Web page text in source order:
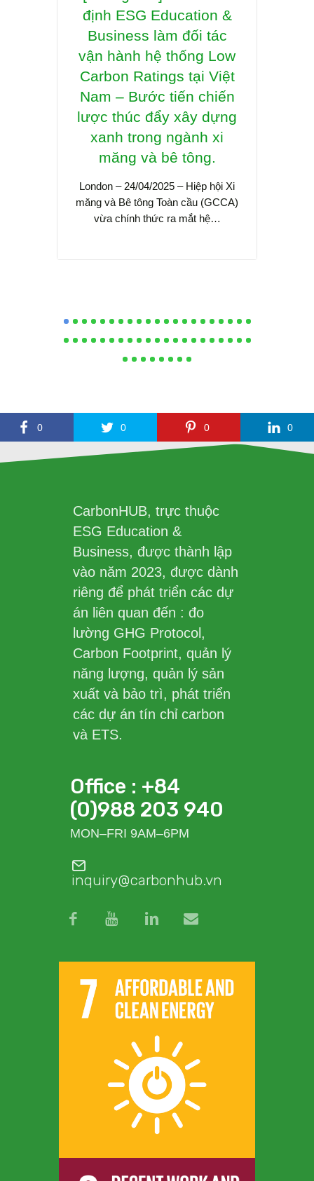
định ESG Education &
Business làm đối tác
vận hành hệ thống Low
Carbon Ratings tại Việt
Nam – Bước tiến chiến
lược thúc đẩy xây dựng
xanh trong ngành xi
măng và bê tông.
London – 24/04/2025 – Hiệp hội Xi
măng và Bê tông Toàn cầu (GCCA)
vừa chính thức ra mắt hệ…
0 0 0 0
CarbonHUB, trực thuộc
ESG Education &
Business, được thành lập
vào năm 2023, được dành
riêng để phát triển các dự
án liên quan đến : đo
lường GHG Protocol,
Carbon Footprint, quản lý
năng lượng, quản lý sản
xuất và bảo trì, phát triển
các dự án tín chỉ carbon
và ETS.
Office : +84
(0)988 203 940
MON–FRI 9AM–6PM
inquiry@carbonhub.vn